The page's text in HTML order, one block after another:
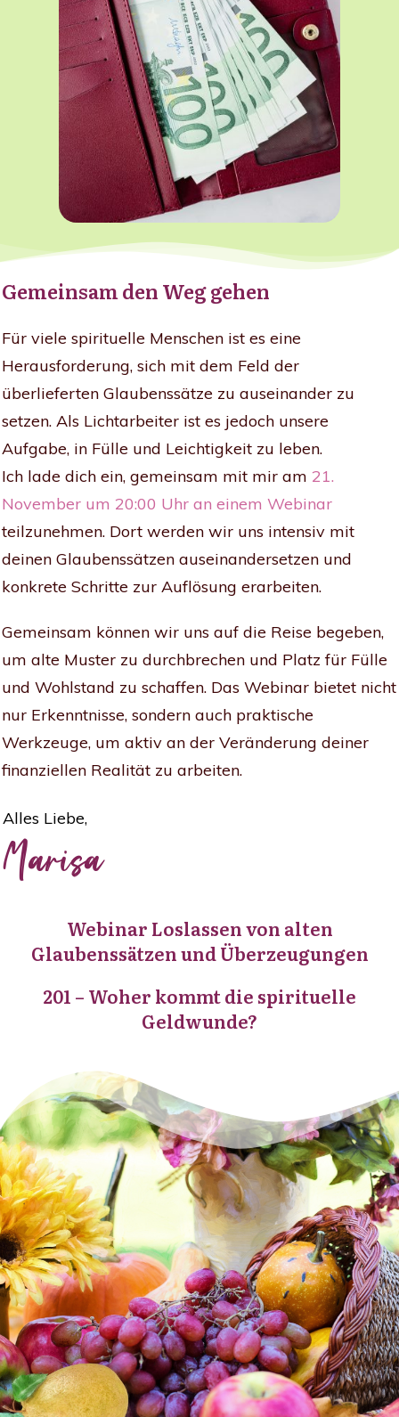
Gemeinsam den Weg gehen
Für viele spirituelle Menschen ist es eine
Herausforderung, sich mit dem Feld der
überlieferten Glaubenssätze zu auseinander zu
setzen. Als Lichtarbeiter ist es jedoch unsere
Aufgabe, in Fülle und Leichtigkeit zu leben.
Ich lade dich ein, gemeinsam mit mir am 21.
November um 20:00 Uhr an einem Webinar
teilzunehmen. Dort werden wir uns intensiv mit
deinen Glaubenssätzen auseinandersetzen und
konkrete Schritte zur Auflösung erarbeiten.
Gemeinsam können wir uns auf die Reise begeben,
um alte Muster zu durchbrechen und Platz für Fülle
und Wohlstand zu schaffen. Das Webinar bietet nicht
nur Erkenntnisse, sondern auch praktische
Werkzeuge, um aktiv an der Veränderung deiner
finanziellen Realität zu arbeiten.
Alles Liebe,
Marisa
Webinar Loslassen von alten
Glaubenssätzen und Überzeugungen
201 – Woher kommt die spirituelle
Geldwunde?